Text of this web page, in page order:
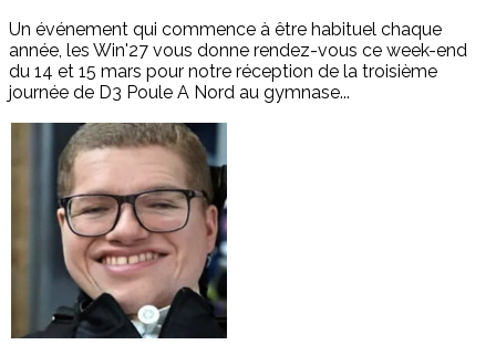
Un événement qui commence à être habituel chaque
année, les Win'27 vous donne rendez-vous ce week-end
du 14 et 15 mars pour notre réception de la troisième
journée de D3 Poule A Nord au gymnase...